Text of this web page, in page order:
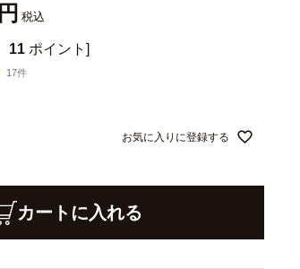
税込
11 ポイント]
17件
お気に入りに登録する
カートに入れる